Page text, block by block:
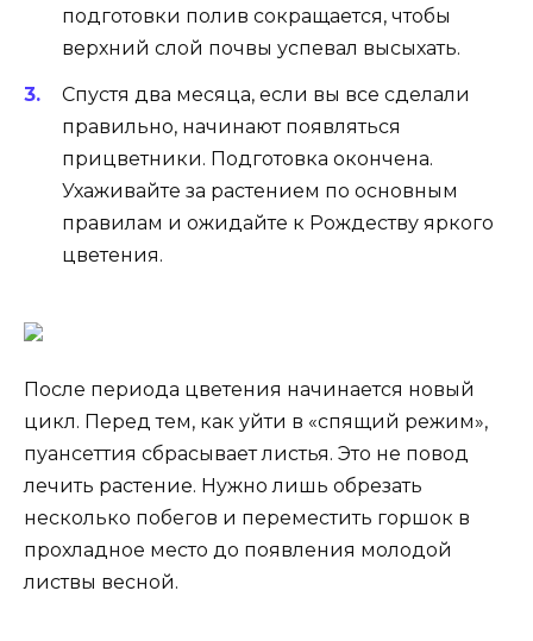
подготовки полив сокращается, чтобы
верхний слой почвы успевал высыхать.
Спустя два месяца, если вы все сделали
правильно, начинают появляться
прицветники. Подготовка окончена.
Ухаживайте за растением по основным
правилам и ожидайте к Рождеству яркого
цветения.
После периода цветения начинается новый
цикл. Перед тем, как уйти в «спящий режим»,
пуансеттия сбрасывает листья. Это не повод
лечить растение. Нужно лишь обрезать
несколько побегов и переместить горшок в
прохладное место до появления молодой
листвы весной.